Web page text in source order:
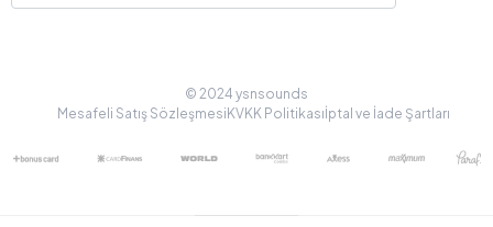
© 2024 ysnsounds
Mesafeli Satış SözleşmesiKVKK Politikasıİptal ve İade Şartları